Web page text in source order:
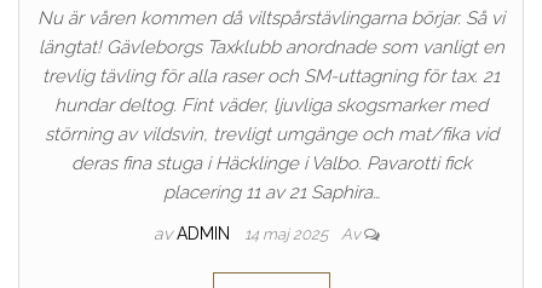
Nu är våren kommen då viltspårstävlingarna börjar. Så vi
längtat! Gävleborgs Taxklubb anordnade som vanligt en
trevlig tävling för alla raser och SM-uttagning för tax. 21
hundar deltog. Fint väder, ljuvliga skogsmarker med
störning av vildsvin, trevligt umgänge och mat/fika vid
deras fina stuga i Häcklinge i Valbo. Pavarotti fick
placering 11 av 21 Saphira…
av ADMIN 14 maj 2025 Av